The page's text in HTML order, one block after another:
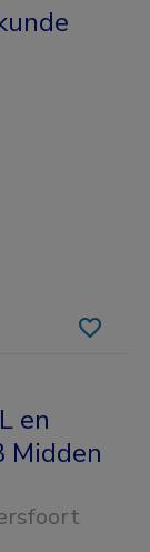
en
Midden